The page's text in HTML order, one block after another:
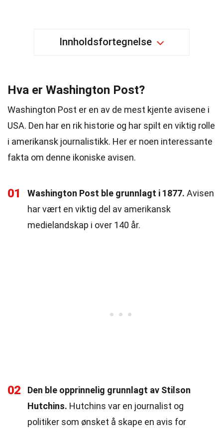
Innholdsfortegnelse
Hva er Washington Post?
Washington Post er en av de mest kjente avisene i
USA. Den har en rik historie og har spilt en viktig rolle
i amerikansk journalistikk. Her er noen interessante
fakta om denne ikoniske avisen.
01 Washington Post ble grunnlagt i 1877. Avisen
har vært en viktig del av amerikansk
medielandskap i over 140 år.
02
Den ble opprinnelig grunnlagt av Stilson
Hutchins. Hutchins var en journalist og
politiker som ønsket å skape en avis for